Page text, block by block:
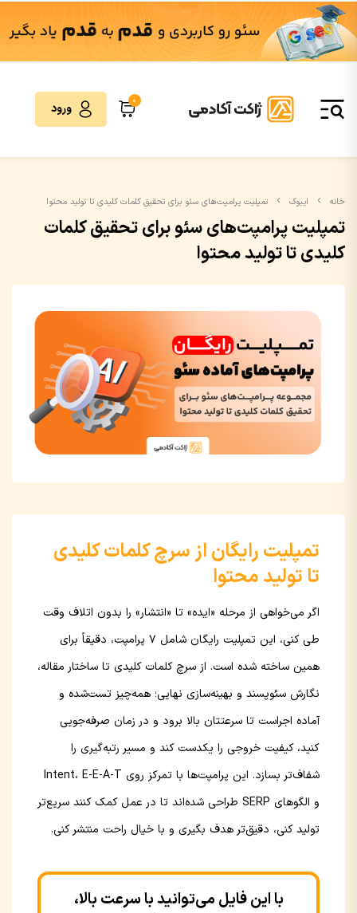
0
ورود
خانه ایبوک تمپلیت پرامپت‌های سئو برای تحقیق کلمات کلیدی تا تولید محتوا
تمپلیت پرامپت‌های سئو برای تحقیق کلمات
کلیدی تا تولید محتوا
تمپلیت رایگان از سرچ کلمات کلیدی
تا تولید محتوا
اگر می‌خواهی از مرحله «ایده» تا «انتشار» را بدون اتلاف وقت
طی کنی، این تمپلیت رایگان شامل ۷ پرامپت، دقیقاً برای
همین ساخته شده است. از سرچ کلمات کلیدی تا ساختار مقاله،
نگارش سئوپسند و بهینه‌سازی نهایی؛ همه‌چیز تست‌شده و
آماده اجراست تا سرعتتان بالا برود و در زمان صرفه‌جویی
کنید، کیفیت خروجی را یکدست کند و مسیر رتبه‌گیری را
شفاف‌تر بسازد. این پرامپت‌ها با تمرکز روی Intent، E-E-A-T
و الگوهای SERP طراحی شده‌اند تا در عمل کمک کنند سریع‌تر
تولید کنی، دقیق‌تر هدف بگیری و با خیال راحت منتشر کنی.
با این فایل می‌توانید با سرعت بالا،